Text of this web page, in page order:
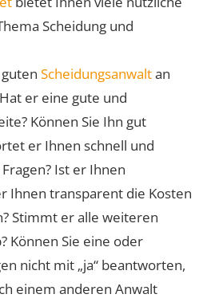
Scheidung und
Scheidungsanwaltan
er eine gute und
Können Sie Ihn gut
er Ihnen schnell und
Ist er Ihnen
Ihnen transparent die Kosten
Stimmt er alle weiteren
Können Sie eine oder
nicht mit „ja“ beantworten,
einem anderen Anwalt